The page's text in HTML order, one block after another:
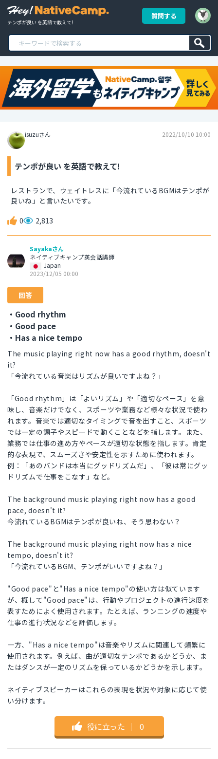
テンポが良い を英語で教えて!
質問する
isuzuさん 2022/10/10 10:00
テンポが良い を英語で教えて!
レストランで、ウェイトレスに「今流れているBGMはテンポが
良いね」と言いたいです。
0 2,813
Sayakaさん
ネイティブキャンプ英会話講師
Japan
2023/12/05 00:00
回答
・Good rhythm
・Good pace
・Has a nice tempo
The music playing right now has a good rhythm, doesn't
it?
「今流れている音楽はリズムが良いですよね？」
「Good rhythm」は「よいリズム」や「適切なペース」を意
味し、音楽だけでなく、スポーツや業務など様々な状況で使わ
れます。音楽では適切なタイミングで音を出すこと、スポーツ
では一定の調子やスピードで動くことなどを指します。また、
業務では仕事の進め方やペースが適切な状態を指します。肯定
的な表現で、スムーズさや安定性を示すために使われます。
例：「あのバンドは本当にグッドリズムだ」、「彼は常にグッ
ドリズムで仕事をこなす」など。
The background music playing right now has a good
pace, doesn't it?
今流れているBGMはテンポが良いね、そう思わない？
The background music playing right now has a nice
tempo, doesn't it?
「今流れているBGM、テンポがいいですよね？」
"Good pace"と"Has a nice tempo"の使い方は似ています
が、概して"Good pace"は、行動やプロジェクトの進行速度を
表すためによく使用されます。たとえば、ランニングの速度や
仕事の進行状況などを評価します。
一方、"Has a nice tempo"は音楽やリズムに関連して頻繁に
使用されます。例えば、曲が適切なテンポであるかどうか、ま
たはダンスが一定のリズムを保っているかどうかを示します。
ネイティブスピーカーはこれらの表現を状況や対象に応じて使
い分けます。
役に立った ｜ 0